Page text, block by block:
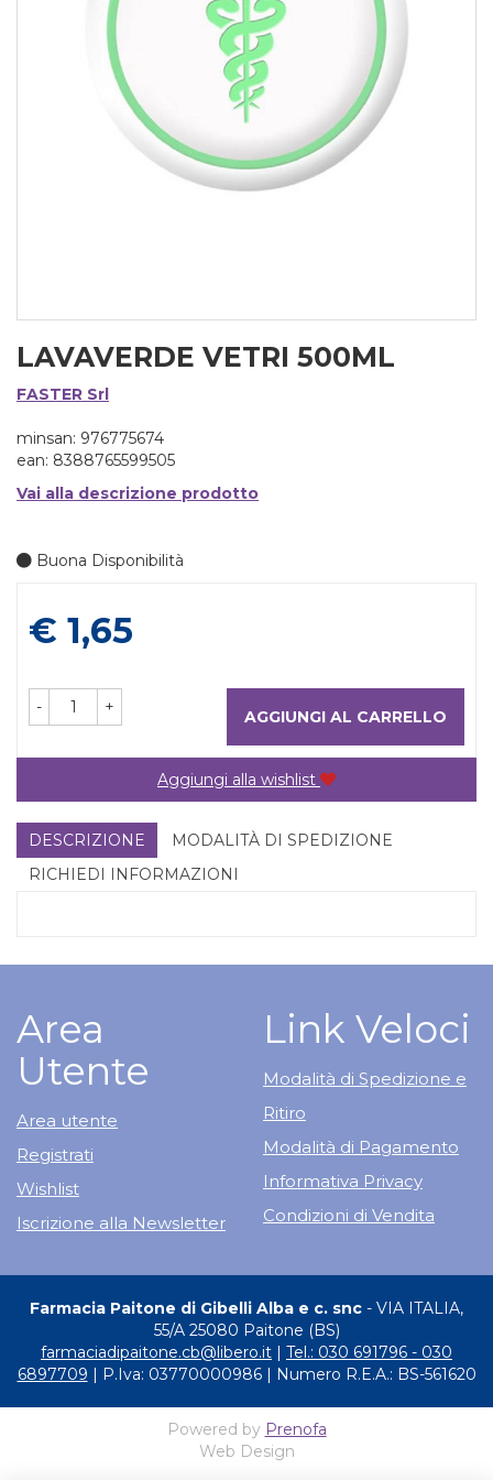
LAVAVERDE VETRI 500ML
FASTER Srl
minsan: 976775674
ean: 8388765599505
Vai alla descrizione prodotto
Buona Disponibilità
Prezzo
€ 1,65
- + AGGIUNGI AL CARRELLO
Aggiungi alla wishlist
DESCRIZIONE
MODALITÀ DI SPEDIZIONE
RICHIEDI INFORMAZIONI
Area
Utente
Area utente
Registrati
Wishlist
Iscrizione alla Newsletter
Link Veloci
Modalità di Spedizione e
Ritiro
Modalità di Pagamento
Informativa Privacy
Condizioni di Vendita
Farmacia Paitone di Gibelli Alba e c. snc - VIA ITALIA,
55/A 25080 Paitone (BS)
farmaciadipaitone.cb@libero.it
Tel.: 030 691796 - 030
6897709 | P.Iva: 03770000986 | Numero R.E.A.: BS-561620
Powered by Prenofa
Web Design